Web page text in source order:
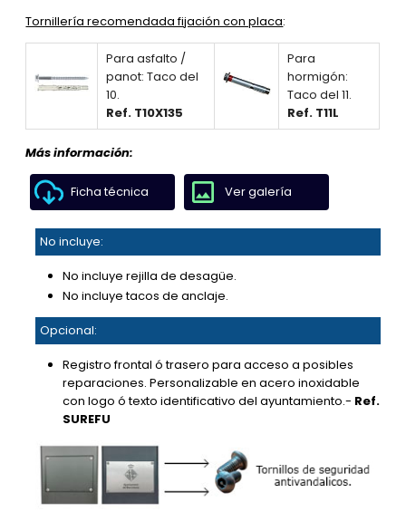
Tornillería recomendada fijación con placa:
Para asfalto /
panot: Taco del
10.
Ref. T10X135
Para
hormigón:
Taco del 11.
Ref. T11L
Más información:
Ficha técnica Ver galería
No incluye:
No incluye rejilla de desagüe.
No incluye tacos de anclaje.
Opcional:
Registro frontal ó trasero para acceso a posibles
reparaciones. Personalizable en acero inoxidable
con logo ó texto identificativo del ayuntamiento.- Ref.
SUREFU